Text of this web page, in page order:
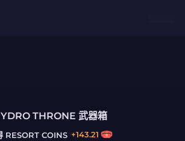
THRONE 武器箱
RESORT COINS +143.21